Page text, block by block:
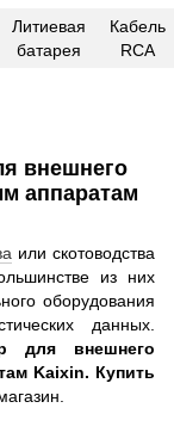
Литиевая
батарея
Кабель
RCA
внешнего
аппаратам
или скотоводства
из них
оборудования
данных.
для внешнего
Kaixin. Купить